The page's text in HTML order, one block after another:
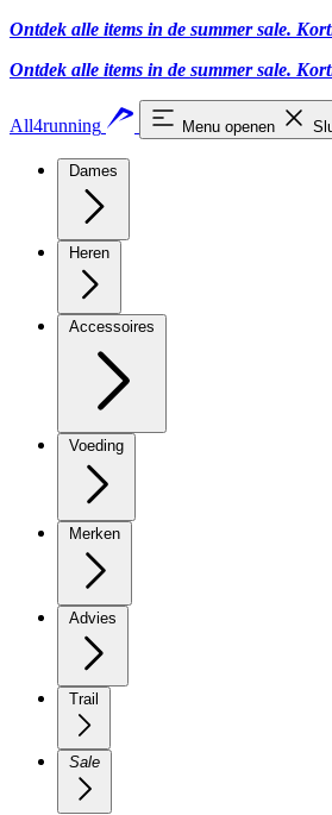
Ontdek alle items in de summer sale.
Ontdek alle items in de summer sale.
All4running Menu openen
Dames
Heren
Accessoires
Voeding
Merken
Advies
Trail
Sale